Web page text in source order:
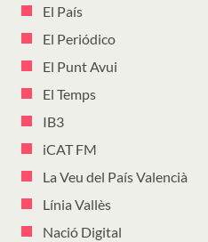
El País
El Periódico
El Punt Avui
El Temps
IB3
iCAT FM
La Veu del País Valencià
Línia Vallès
Nació Digital